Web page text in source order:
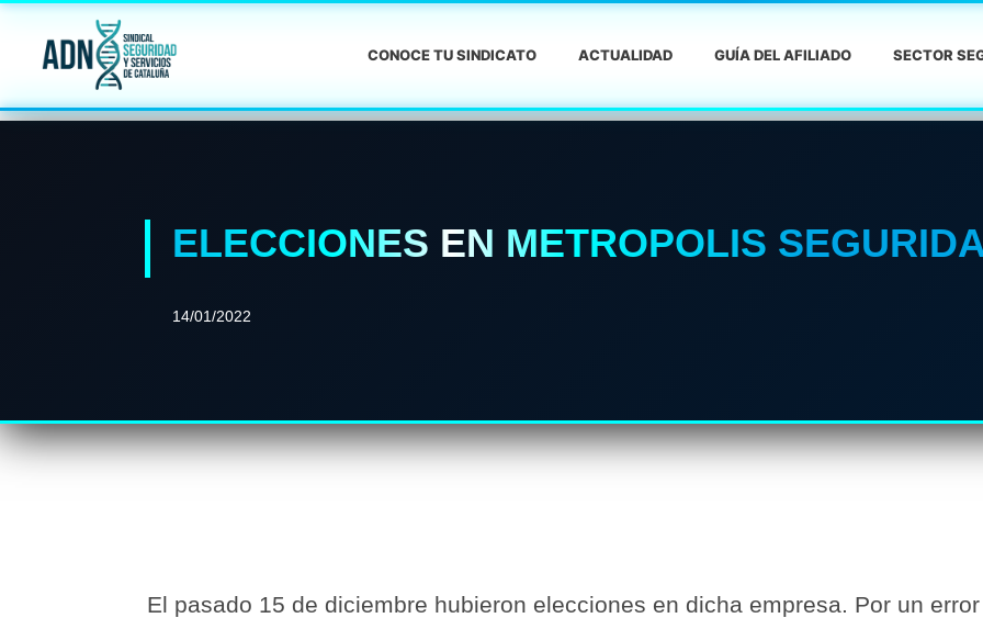
CONOCE TU SINDICATO ACTUALIDAD GUÍA DEL AFILIADO SECTOR
ELECCIONES EN METROPOLIS
14/01/2022
El pasado 15 de diciembre hubieron elecciones en dicha empresa. Por un